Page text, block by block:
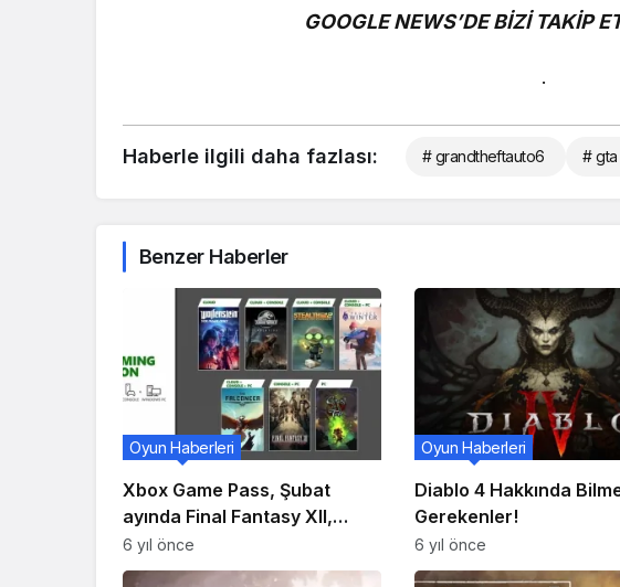
GOOGLE NEWS’DE BİZİ TAKİP
.
Haberle ilgili daha fazlası: # grandtheftauto6 # gta
Benzer Haberler
Xbox Game Pass, Şubat
ayında Final Fantasy XII,
Jurassic World Evolution’ı
sunuyor
Oyun Haberleri
6 yıl önce
Diablo 4 Hakkında
Gerekenler!
Oyun Haberleri
6 yıl önce